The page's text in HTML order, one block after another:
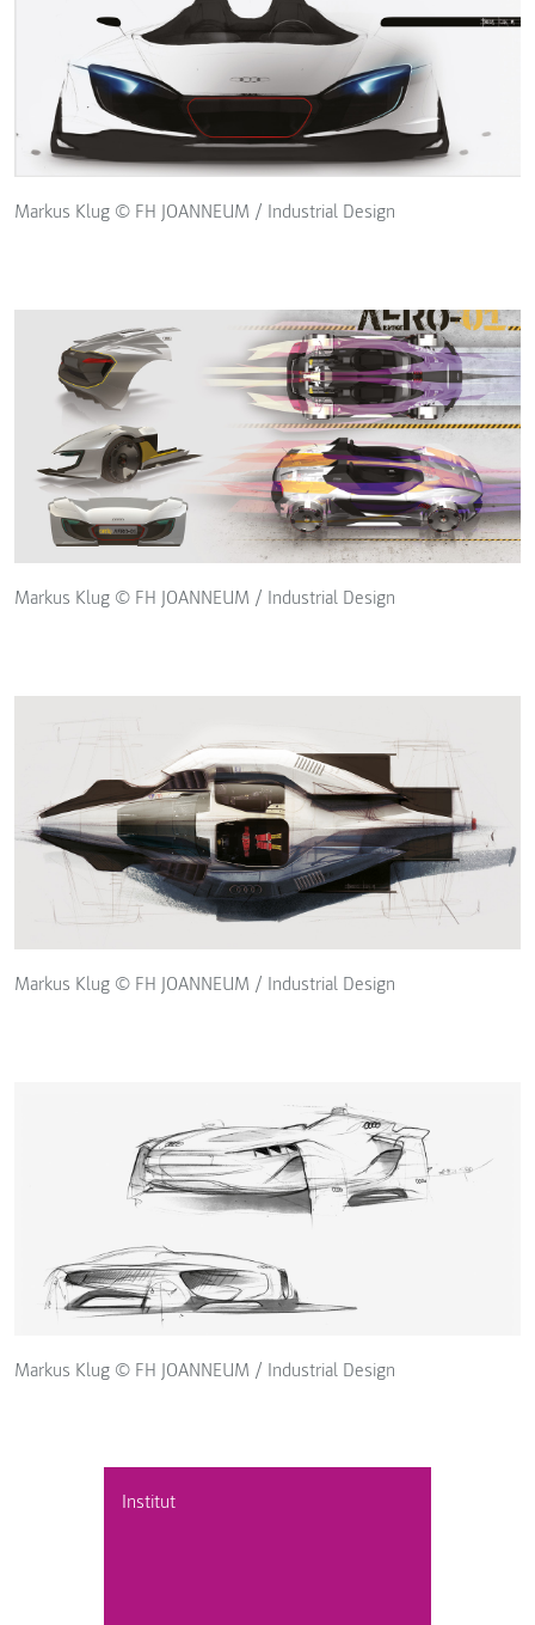
Institut
Markus Klug © FH JOANNEUM / Industrial Design
Markus Klug © FH JOANNEUM / Industrial Design
Markus Klug © FH JOANNEUM / Industrial Design
Markus Klug © FH JOANNEUM / Industrial Design